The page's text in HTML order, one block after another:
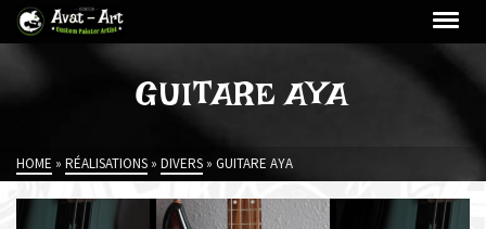
GUITARE AYA
HOME » RÉALISATIONS » DIVERS » GUITARE AYA